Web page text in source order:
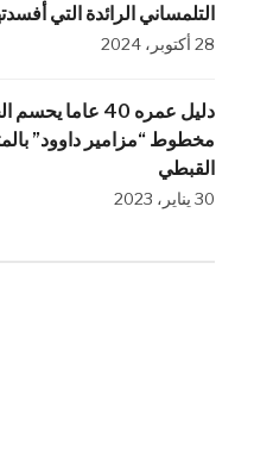
التلمساني الرائدة التي
28 أكتوبر، 2024
دليل عمره 40 عاما
مخطوط “مزامير داوود”
القبطي
30 يناير، 2023